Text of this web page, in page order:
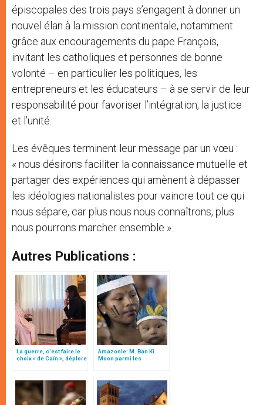
épiscopales des trois pays s’engagent à donner un
nouvel élan à la mission continentale, notamment
grâce aux encouragements du pape François,
invitant les catholiques et personnes de bonne
volonté – en particulier les politiques, les
entrepreneurs et les éducateurs – à se servir de leur
responsabilité pour favoriser l’intégration, la justice
et l’unité.
Les évêques terminent leur message par un vœu :
« nous désirons faciliter la connaissance mutuelle et
partager des expériences qui amènent à dépasser
les idéologies nationalistes pour vaincre tout ce qui
nous sépare, car plus nous nous connaîtrons, plus
nous pourrons marcher ensemble ».
Autres Publications :
La guerre, c’est faire le
choix « de Caïn », déplore
Amazonie: M. Ban Ki
Moon parmi les